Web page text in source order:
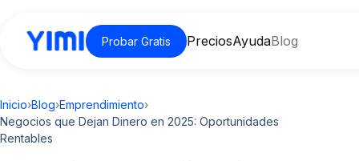
Probar Gratis PreciosAyudaBlog
Inicio›Blog›Emprendimiento›
Negocios que Dejan Dinero en 2025: Oportunidades
Rentables